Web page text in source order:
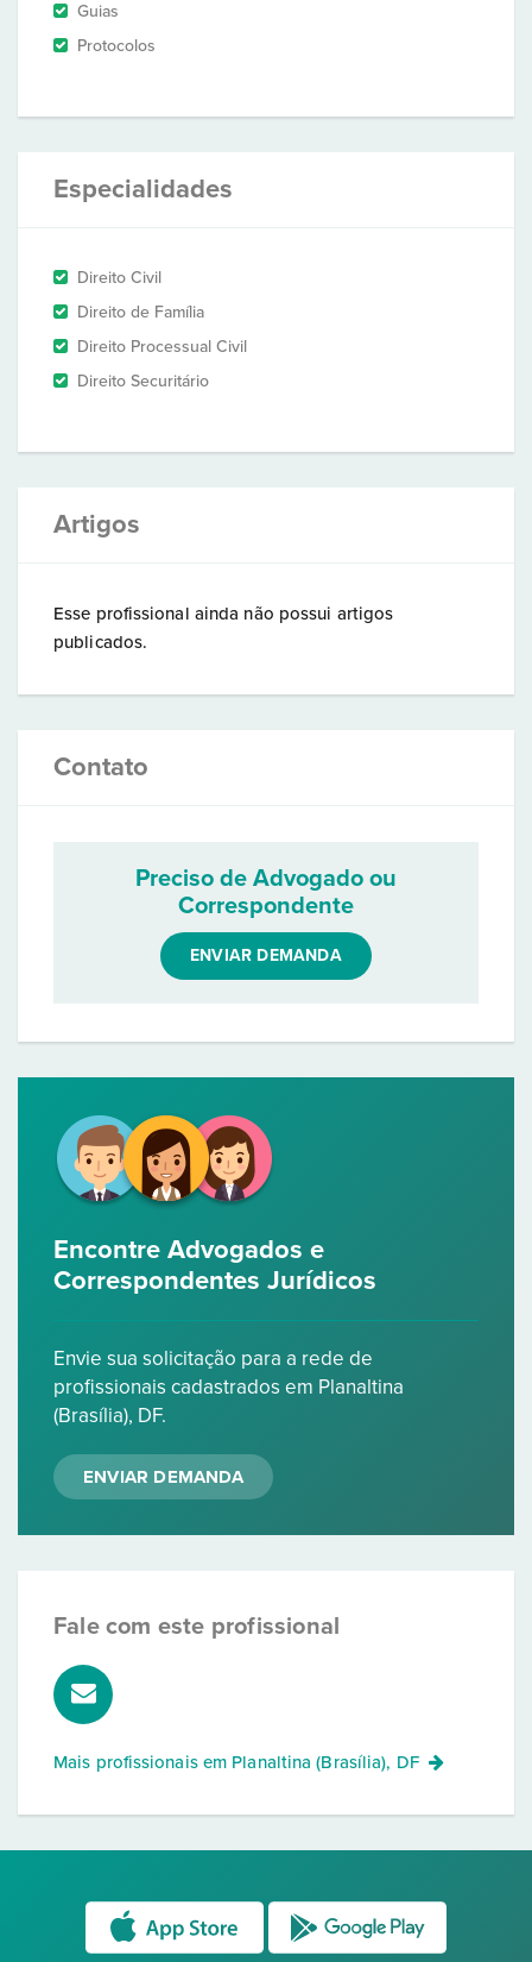
Guias
Protocolos
Especialidades
Direito Civil
Direito de Família
Direito Processual Civil
Direito Securitário
Artigos
Esse profissional ainda não possui artigos
publicados.
Contato
Preciso de Advogado ou
Correspondente
ENVIAR DEMANDA
Encontre Advogados e
Correspondentes Jurídicos
Envie sua solicitação para a rede de
profissionais cadastrados em Planaltina
(Brasília), DF.
ENVIAR DEMANDA
Fale com este profissional
Mais profissionais em Planaltina (Brasília), DF